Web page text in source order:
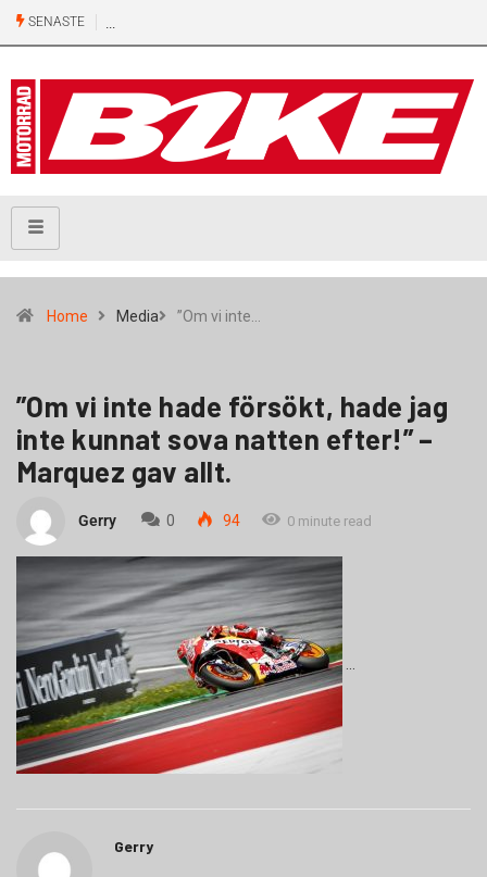
SENASTE
Home Media ”Om vi inte…
”Om vi inte hade försökt, hade jag
inte kunnat sova natten efter!” –
Marquez gav allt.
Gerry 0 94 0 minute read
Gerry